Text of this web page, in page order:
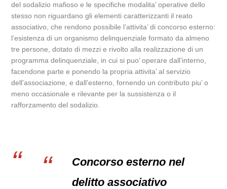
del sodalizio mafioso e le specifiche modalita’ operative dello
stesso non riguardano gli elementi caratterizzanti il reato
associativo, che rendono possibile l’attivita’ di concorso esterno:
l’esistenza di un organismo delinquenziale formato da almeno
tre persone, dotato di mezzi e rivolto alla realizzazione di un
programma delinquenziale, in cui si puo’ operare dall’interno,
facendone parte e ponendo la propria attivita’ al servizio
dell’associazione, e dall’esterno, fornendo un contributo piu’ o
meno occasionale e rilevante per la sussistenza o il
rafforzamento del sodalizio.
Concorso esterno nel
delitto associativo